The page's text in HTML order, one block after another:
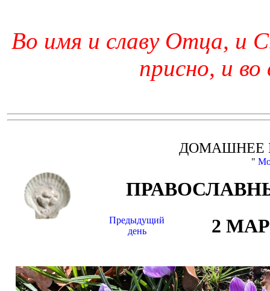
Во имя и славу Отца, и
присно, и во
ДОМАШНЕЕ
"
Предыдущий
день
2